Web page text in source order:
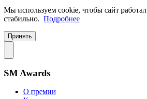
Мы используем cookie, чтобы сайт работал
стабильно. Подробнее
Принять
SM Awards
О премии